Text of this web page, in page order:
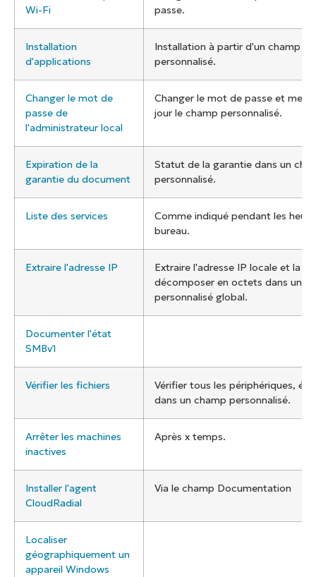
Wi-Fi
passe.
Installation
d'applications
Installation à partir d'un champ
personnalisé.
Changer le mot de
passe de
l'administrateur local
Changer le mot de passe et
jour le champ personnalisé.
Expiration de la
garantie du document
Statut de la garantie dans un
personnalisé.
Liste des services
Comme indiqué pendant les
bureau.
Extraire l'adresse IP
Extraire l'adresse IP locale et la
décomposer en octets dans un
personnalisé global.
Documenter l'état
SMBv1
Vérifier les fichiers
Vérifier tous les périphériques,
dans un champ personnalisé.
Arrêter les machines
inactives
Après x temps.
Installer l'agent
CloudRadial
Via le champ Documentation
Localiser
géographiquement un
appareil Windows